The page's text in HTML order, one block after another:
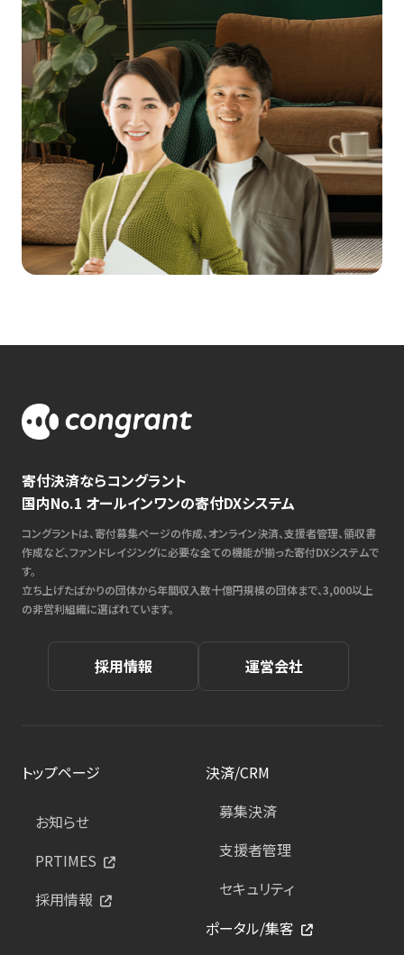
寄付決済ならコングラント
国内No.1 オールインワンの寄付DXシステム
コングラントは、寄付募集ページの作成、オンライン決済、支援者管理、領収書
作成など、ファンドレイジングに必要な全ての機能が揃った寄付DXシステムで
す。
立ち上げたばかりの団体から年間収入数十億円規模の団体まで、3,000以上
の非営利組織に選ばれています。
採用情報 運営会社
トップページ
お知らせ
PRTIMES
採用情報
決済/CRM
募集決済
支援者管理
セキュリティ
ポータル/集客